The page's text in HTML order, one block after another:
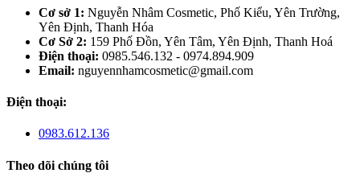
Cơ sở 1: Nguyễn Nhâm Cosmetic, Phố Kiểu, Yên Trường,
Yên Định, Thanh Hóa
Cơ Sở 2: 159 Phố Đồn, Yên Tâm, Yên Định, Thanh Hoá
Điện thoại: 0985.546.132 - 0974.894.909
Email: nguyennhamcosmetic@gmail.com
Điện thoại:
0983.612.136
Theo dõi chúng tôi